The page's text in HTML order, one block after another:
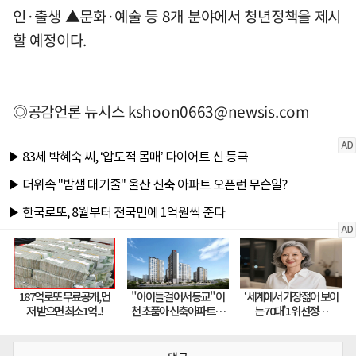
인·출생 ▲문화·예술 등 8개 분야에서 청년정책을 제시
할 예정이다.
◎공감언론 뉴시스kshoon0663@newsis.com